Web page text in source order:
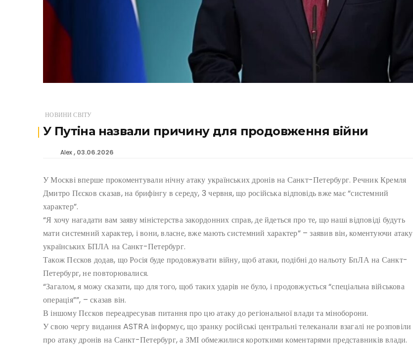
НОВИНИ СВІТУ
У Путіна назвали причину для продовження війни
Alex 03.06.2026
У Москві вперше прокоментували нічну атаку українських дронів на Санкт-Петербург. Речник Кремля
Дмитро Пєсков сказав, на брифінгу в середу, 3 червня, що російська відповідь вже має “системний
характер”.
“Я хочу нагадати вам заяву міністерства закордонних справ, де йдеться про те, що наші відповіді будуть
мати системний характер, і вони, власне, вже мають системний характер” – заявив він, коментуючи атаку
українських БПЛА на Санкт-Петербург.
Також Пєсков додав, що Росія буде продовжувати війну, щоб атаки, подібні до нальоту БпЛА на Санкт-
Петербург, не повторювалися.
“Загалом, я можу сказати, що для того, щоб таких ударів не було, і продовжується “спеціальна військова
операція””, – сказав він.
В іншому Пєсков переадресував питання про цю атаку до регіональної влади та міноборони.
У свою чергу видання ASTRA інформує, що зранку російські центральні телеканали взагалі не розповіли
про атаку дронів на Санкт-Петербург, а ЗМІ обмежилися короткими коментарями представників влади.